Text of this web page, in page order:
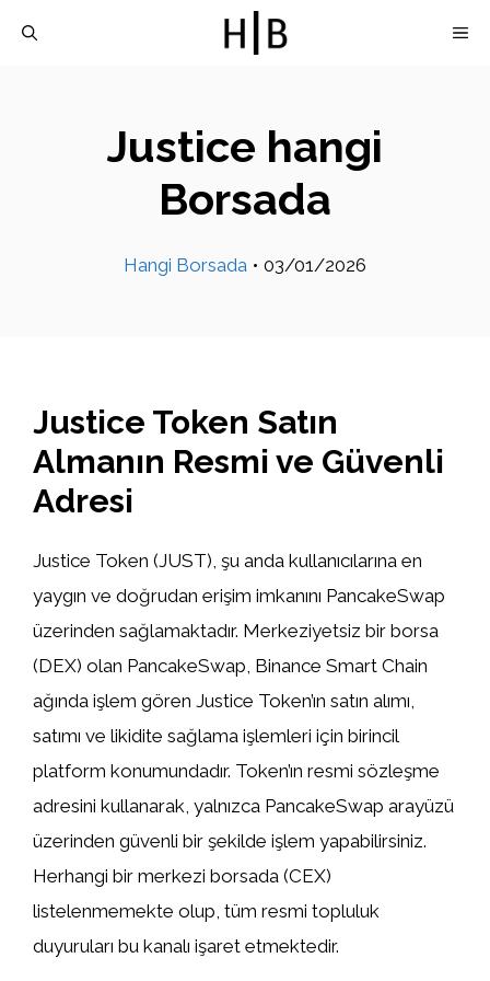
Justice hangi
Borsada
Hangi Borsada • 03/01/2026
Justice Token Satın
Almanın Resmi ve Güvenli
Adresi
Justice Token (JUST), şu anda kullanıcılarına en
yaygın ve doğrudan erişim imkanını PancakeSwap
üzerinden sağlamaktadır. Merkeziyetsiz bir borsa
(DEX) olan PancakeSwap, Binance Smart Chain
ağında işlem gören Justice Token’ın satın alımı,
satımı ve likidite sağlama işlemleri için birincil
platform konumundadır. Token’ın resmi sözleşme
adresini kullanarak, yalnızca PancakeSwap arayüzü
üzerinden güvenli bir şekilde işlem yapabilirsiniz.
Herhangi bir merkezi borsada (CEX)
listelenmemekte olup, tüm resmi topluluk
duyuruları bu kanalı işaret etmektedir.